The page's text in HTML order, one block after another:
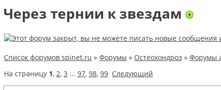
Через тернии к звездам
Список форумов spinet.ru » Форумы » Остеохондроз » Форумы
На страницу 1, 2, 3 ... 97, 98, 99 Следующий